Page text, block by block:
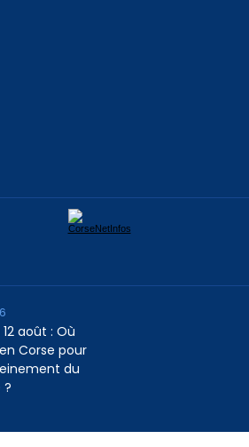
août : Où
Corse pour
du